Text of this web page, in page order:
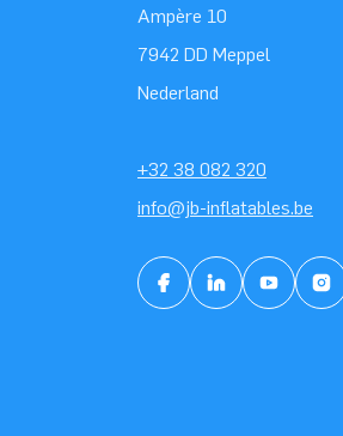
Ampère 10
7942 DD Meppel
Nederland
+32 38 082 320
info@jb-inflatables.be